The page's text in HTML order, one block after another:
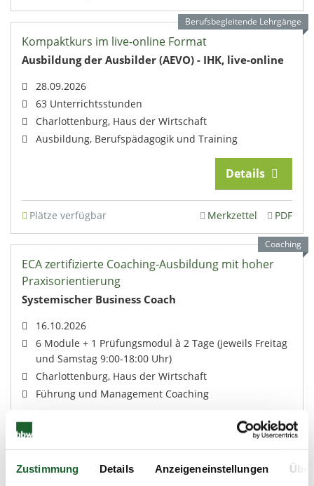
Zustimmung Details Anzeigeneinstellungen
Kompaktkurs im live-online Format
Ausbildung der Ausbilder (AEVO) - IHK, live-online
28.09.2026
63 Unterrichtsstunden
Charlottenburg, Haus der Wirtschaft
Ausbildung, Berufspädagogik und Training
Details
Plätze verfügbar Merkzettel PDF
Berufsbegleitende Lehrgänge
ECA zertifizierte Coaching-Ausbildung mit hoher
Praxisorientierung
Systemischer Business Coach
16.10.2026
6 Module + 1 Prüfungsmodul à 2 Tage (jeweils Freitag
und Samstag 9:00-18:00 Uhr)
Charlottenburg, Haus der Wirtschaft
Führung und Management Coaching
Details
Merkzettel PDF
Coaching